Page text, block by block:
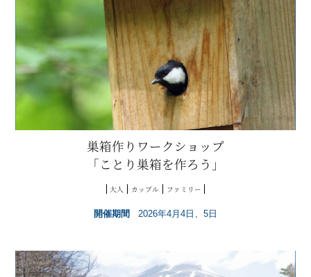
巣箱作りワークショップ
「ことり巣箱を作ろう」
大人 カップル ファミリー
開催期間 2026年4月4日、5日